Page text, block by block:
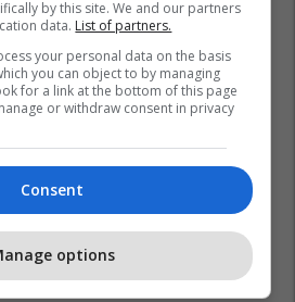
by this site. We and our partners
data. List of partners.
your personal data on the basis
you can object to by managing
for a link at the bottom of this page
or withdraw consent in privacy
Consent
options